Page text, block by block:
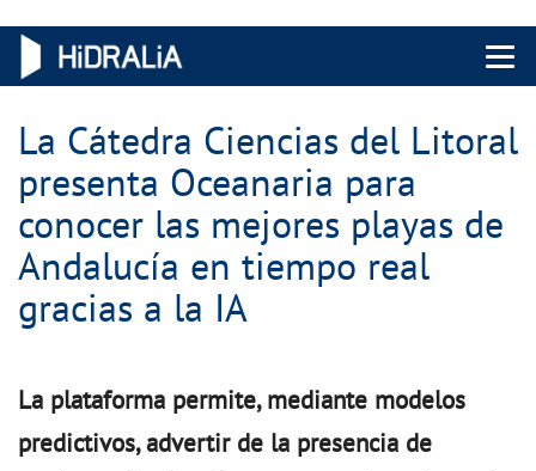
Menu
La Cátedra Ciencias del Litoral
presenta Oceanaria para
conocer las mejores playas de
Andalucía en tiempo real
gracias a la IA
La plataforma permite, mediante modelos
predictivos, advertir de la presencia de